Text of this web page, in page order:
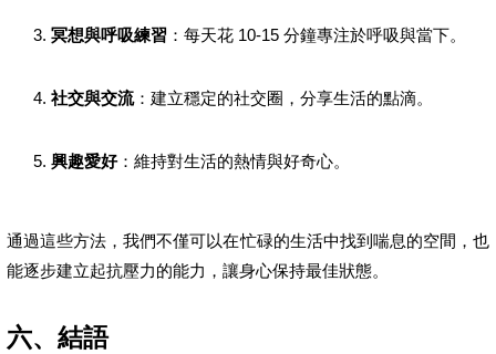
冥想與呼吸練習 ：每天花 10-15 分鐘專注於呼吸與當下。
社交與交流：建立穩定的社交圈，分享生活的點滴。
興趣愛好：維持對生活的熱情與好奇心。
通過這些方法，我們不僅可以在忙碌的生活中找到喘息的空間，也
能逐步建立起抗壓力的能力，讓身心保持最佳狀態。
六、結語